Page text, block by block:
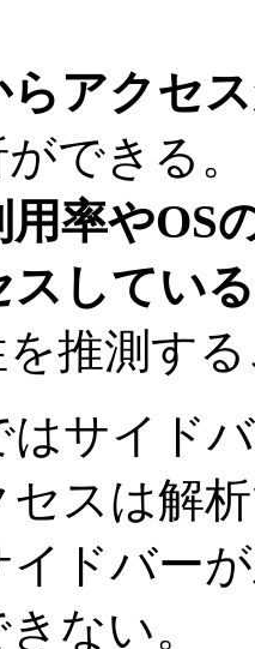
らアクセ
できる。
率やOS
スしてい
を推測す
はサイド
スは解
ドバー
ない。